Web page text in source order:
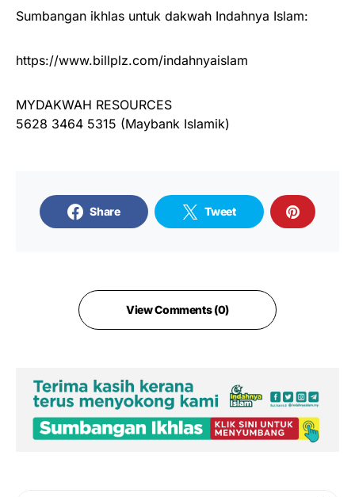
Sumbangan ikhlas untuk dakwah Indahnya Islam:
https://www.billplz.com/indahnyaislam
MYDAKWAH RESOURCES
5628 3464 5315 (Maybank Islamik)
Share Tweet
View Comments (0)